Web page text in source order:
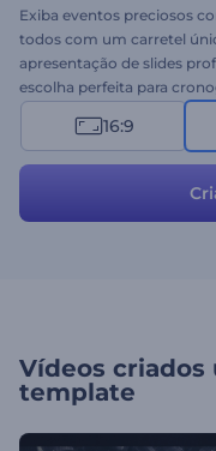
Exiba eventos preciosos
todos com um carretel
apresentação de slides
escolha perfeita para
canais do YouTube,
pessoais e muito mais.
16:9
Vídeos
template